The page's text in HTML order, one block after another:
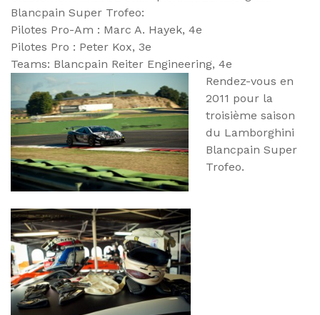
Blancpain Super Trofeo:
Pilotes Pro-Am : Marc A. Hayek, 4e
Pilotes Pro : Peter Kox, 3e
Teams: Blancpain Reiter Engineering, 4e
Rendez-vous en
2011 pour la
troisième saison
du Lamborghini
Blancpain Super
Trofeo.